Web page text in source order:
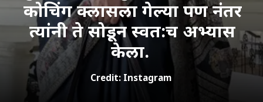
कोचिंग क्लासला गेल्या पण नंतर
त्यांनी ते सोडून स्वत:च अभ्यास
केला.
Credit: Instagram